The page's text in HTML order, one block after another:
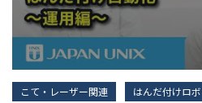
こて・レーザー関連 はんだ付けロ